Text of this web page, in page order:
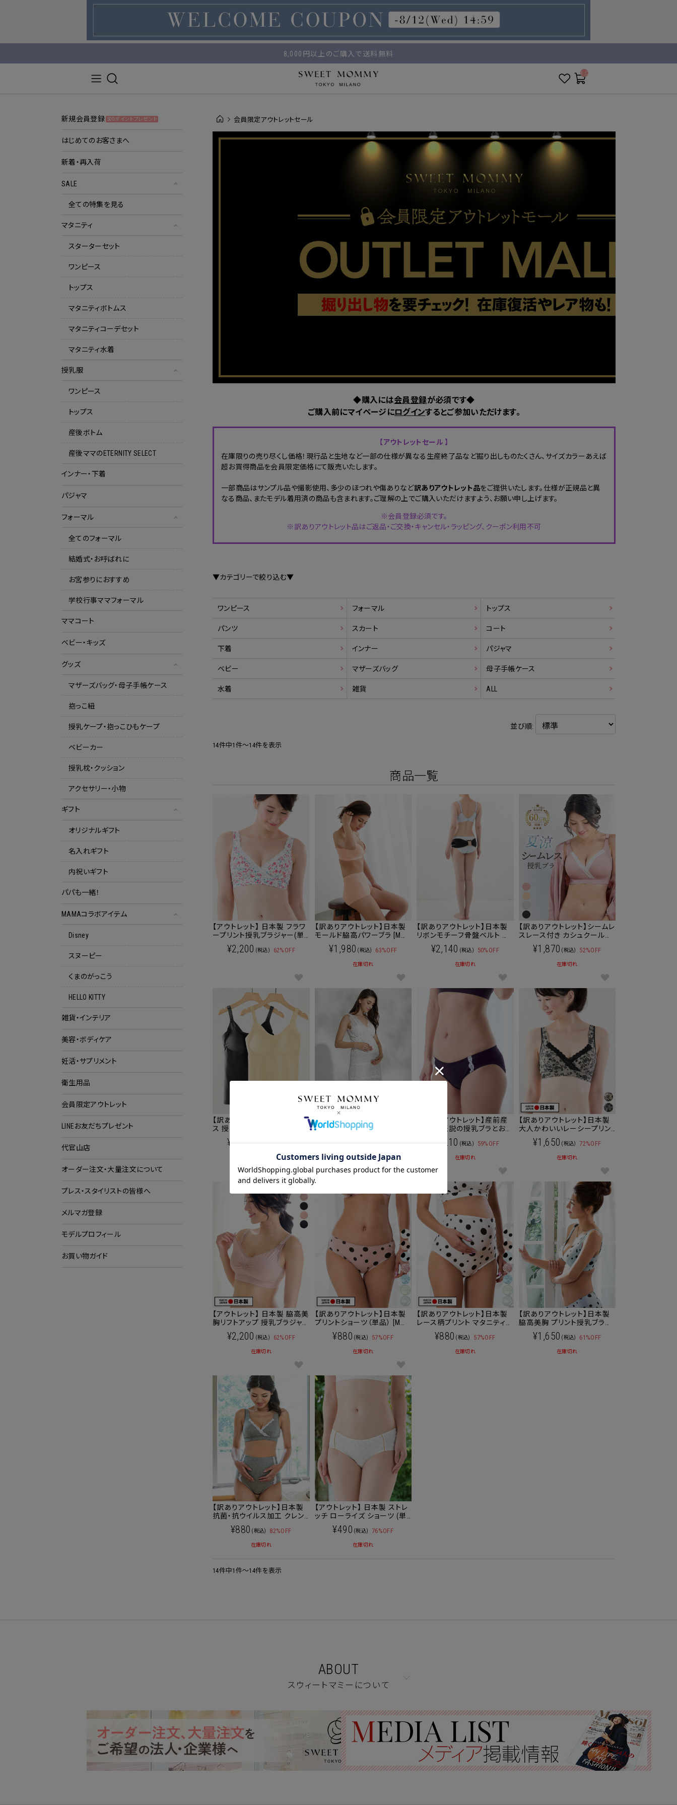
マタニティウェア・授乳服のスウィートマミー
8,000円以上のご購入で送料無料
__ITM_CNT__
会員限定アウトレットセール
◆購入には会員登録が必須です◆
ご購入前にマイページにログインするとご参加いただけます。
【アウトレットセール 】
在庫限りの売り尽くし価格！現行品と生地など一部の仕様が異なる生産終了品など掘り出しものたくさん、サイズカラーあえば
超お買得商品を会員限定価格にて販売いたします。
一部商品はサンプル品や撮影使用、多少のほつれや傷ありなど訳ありアウトレット品をご提供いたします。仕様が正規品と異
なる商品、またモデル着用済の商品も含まれます。ご理解の上でご購入いただけますよう、お願い申し上げます。
※会員登録必須です。
※訳ありアウトレット品はご返品・ご交換・キャンセル・ラッピング、クーポン利用不可
▼カテゴリーで絞り込む▼
ワンピース フォーマル トップス
パンツ スカート コート
下着 インナー パジャマ
ベビー マザーズバッグ 母子手帳ケース
水着 雑貨 ALL
並び順:
14件中1件～14件を表示
商品一覧
【アウトレット】 日本製 フラワ
ープリント授乳ブラジャー(単
品)【メール便可】下着[M便
¥2,200 (税込) 62%OFF
【訳ありアウトレット】日本製
モールド脇高パワーブラ [M便
3/6] 【メール便可】
¥1,980 (税込) 63%OFF
在庫切れ
【訳ありアウトレット】日本製
リボンモチーフ骨盤ベルト 産
前産後対応！腰痛や骨盤の開
きに！おしゃれなリフォームベ
ルト マタニティベルト オーガ
ニックコットンで素肌にもOK
¥2,140 (税込) 50%OFF
在庫切れ
【訳ありアウトレット】シームレ
スレース付き カシュクール授
乳ブラジャー 追加フックつき
下着¥1,870 (税込) 52%OFF
在庫切れ
【訳ありアウトレット】シームレ
ス 授乳ブラトップ 下着 インナ
ー [M便 6/6]
¥2,530(税込) 57%OFF
【訳ありアウトレット】カップ付
き 総レース カシュクールイン
¥1,980(税込) 73%OFF
在庫切れ
【訳ありアウトレット】産前産
後兼用 伝説の授乳ブラとお揃
いショーツ（単品） 日本製[M
便 3/6]¥1,210 (税込) 59%OFF
在庫切れ
【訳ありアウトレット】日本製
大人かわいいレーシープリン
ト 授乳ブラジャー [M便 6/6]
【メール便可】
¥1,650 (税込) 72%OFF
在庫切れ
【アウトレット】 日本製 脇高美
胸リフトアップ 授乳ブラジャ
ー [M便 6/6] 下着【メール便
¥2,200 (税込) 62%OFF
在庫切れ
【訳ありアウトレット】日本製
プリントショーツ（単品） [M便
2/6] 普通身幅・産後用ショー
ツ 下着
¥880 (税込) 57%OFF
在庫切れ
【訳ありアウトレット】日本製
レース柄プリント マタニティ
ショーツ（単品） [M便 2/6] 下
着【日本製】
¥880 (税込) 57%OFF
在庫切れ
【訳ありアウトレット】日本製
脇高美胸 プリント授乳ブラジ
ャー 産前産後兼用(単品) [M
便 6/6] 下着【メール便可】
¥1,650 (税込) 61%OFF
在庫切れ
【訳ありアウトレット】日本製
抗菌・抗ウイルス加工 クレン
ゼ ショーツ (単品) 【メール便
可】下着 [M便 2/6]
¥880 (税込) 82%OFF
在庫切れ
【アウトレット】 日本製 ストレ
ッチ ローライズ ショーツ (単
品) [M便 2/6] 下着【メール便
¥490 (税込) 76%OFF
在庫切れ
14件中1件～14件を表示
新規会員登録 500ポイントプレゼント
はじめてのお客さまへ
新着・再入荷
SALE
全ての特集を見る
マタニティ
スターターセット
ワンピース
トップス
マタニティボトムス
マタニティコーデセット
マタニティ水着
授乳服
ワンピース
トップス
産後ボトム
産後ママのETERNITY SELECT
インナー・下着
パジャマ
フォーマル
全てのフォーマル
結婚式・お呼ばれに
お宮参りにおすすめ
学校行事ママフォーマル
ママコート
ベビー・キッズ
グッズ
マザーズバッグ・母子手帳ケース
抱っこ紐
授乳ケープ・抱っこひもケープ
ベビーカー
授乳枕・クッション
アクセサリー・小物
ギフト
オリジナルギフト
名入れギフト
内祝いギフト
パパも一緒！
MAMAコラボアイテム
Disney
スヌーピー
くまのがっこう
HELLO KITTY
雑貨・インテリア
美容・ボディケア
妊活・サプリメント
衛生用品
会員限定アウトレット
LINEお友だちプレゼント
代官山店
オーダー注文・大量注文について
プレス・スタイリストの皆様へ
メルマガ登録
モデルプロフィール
お買い物ガイド
ABOUT
スウィートマミーについて
クーポンコードをコピーしました。
クーポンのご利用には会員登録が必要となります。